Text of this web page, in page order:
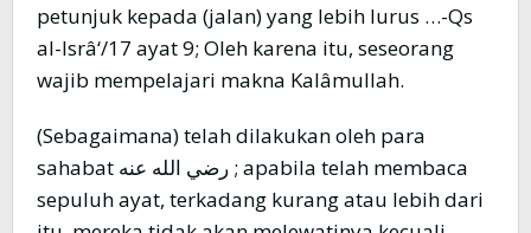
petunjuk kepada (jalan) yang lebih lurus …-Qs
al-Isrâ‘/17 ayat 9; Oleh karena itu, seseorang
wajib mempelajari makna Kalâmullah.
(Sebagaimana) telah dilakukan oleh para
sahabat رضي الله عنه ; apabila telah membaca
sepuluh ayat, terkadang kurang atau lebih dari